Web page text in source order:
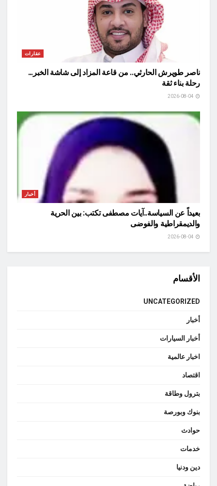
عقارات
ناصر طويرش الحارثي.. من قاعة المزاد إلى شاشة الخبر…
رحلة بناء ثقة
أخبار
بعيداً عن السياسة..آيات مصطفى تكتب: بين الحرية
والديمقراطية والفوضى
الأقسام
UNCATEGORIZED
أخبار
أخبار السيارات
اخبار عالمية
اقتصاد
بترول وطاقة
بنوك وبورصة
حوادث
خدمات
دين ودنيا